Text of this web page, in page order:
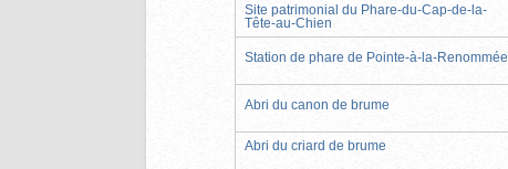
Site patrimonial du Phare-du-Cap-de-la-
Tête-au-Chien
Station de phare de Pointe-à-la-Renommée
Abri du canon de brume
Abri du criard de brume